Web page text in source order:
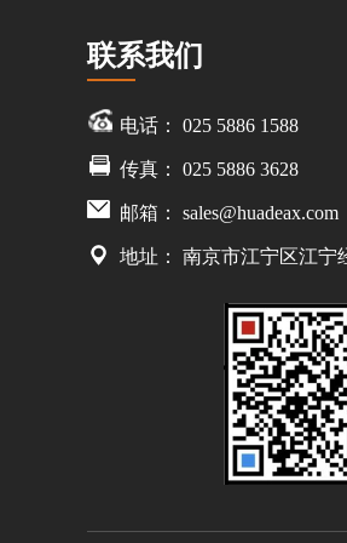
联系我们
电话： 025 5886 1588
传真： 025 5886 3628
邮箱： sales@huadeax.com
地址： 南京市江宁区江宁